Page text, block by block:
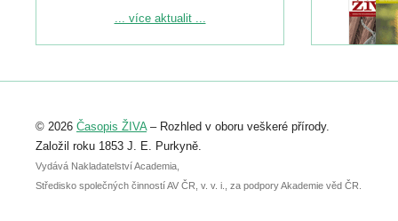
Podrobnější informace ke konferenci
Registrovat se můžete do 6. září.
abstraktu přihlášené přednášky nebo
posteru je už 30. června.
... více aktualit ...
© 2026 Časopis ŽIVA– Rozhled v oboru veškeré přírody.
Založil roku 1853 J. E. Purkyně.
Vydává Nakladatelství Academia,
Středisko společných činností AV ČR, v. v. i., za podpory Akademie věd ČR.